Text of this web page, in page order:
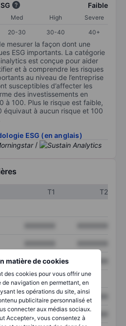
matière de cookies
des cookies pour vous offrir une
de navigation en permettant, en
les opérations du site, ainsi
publicitaire personnalisé et
connecter aux médias sociaux.
Accepter», vous consentez à
Faible
Med High
Severe
20-30 30-40 40+
mesurer la façon dont une
ESG importants. La catégorie
est conçue pour aider
et à comprendre les risques
au niveau de l’entreprise
susceptibles d’affecter les
des investissements en
à 100. Plus le risque est faible,
équivaut à aucun risque et 100
ESG (en anglais)
/
T1
T2
XXXXXXX
XXXXXXX XXXXXXX
XXXXXXX XXXXXXX